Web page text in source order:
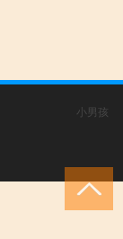
小男孩